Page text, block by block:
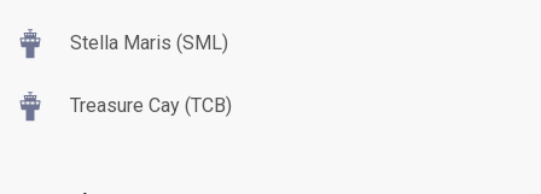
Stella Maris (SML)
Treasure Cay (TCB)